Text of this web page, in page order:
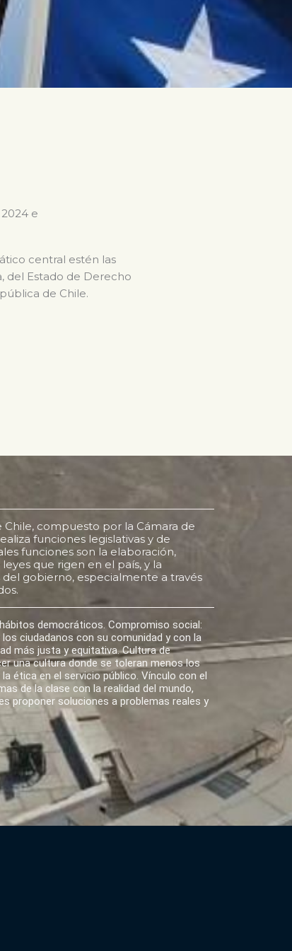
e
central estén las
del Estado de Derecho
de Chile.
Chile, compuesto por la Cámara de
funciones legislativas y de
funciones son la elaboración,
que rigen en el país, y la
del gobierno, especialmente a través
democráticos. Compromiso social:
ciudadanos con su comunidad y con la
más justa y equitativa. Cultura de
una cultura donde se toleran menos los
ética en el servicio público. Vínculo con el
de la clase con la realidad del mundo,
proponer soluciones a problemas reales y